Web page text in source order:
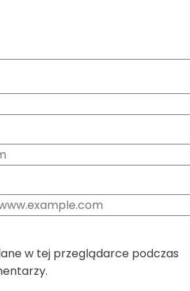
w tej przeglądarce podczas